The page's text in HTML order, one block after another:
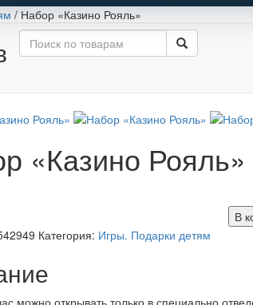
/ Набор «Казино Рояль»
«Казино Рояль»
В
Категория: Игры. Подарки детям